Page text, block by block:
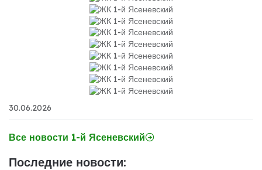
30.06.2026
Все новости 1-й Ясеневский
Последние новости: